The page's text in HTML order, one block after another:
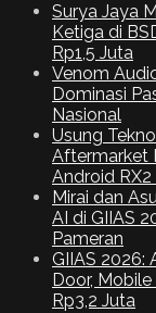
Surya Jaya
Ketiga di
Rp1,5 Juta
Venom
Dominasi
Nasional
Usung
Aftermarket
Android RX2
Mirai dan
AI di GIIAS
Pameran
GIIAS 2026:
Door,
Rp3,2 Juta